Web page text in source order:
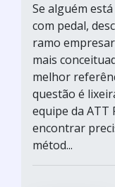
Se alguém
com pedal,
ramo
mais
melhor
questão é
equipe da ATT
encontrar
métod...